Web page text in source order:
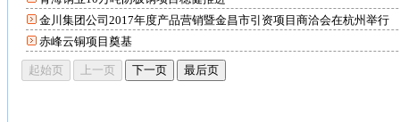
金川集团公司2017年度产品营销暨金昌市引资项目商洽会在杭州举行
赤峰云铜项目奠基